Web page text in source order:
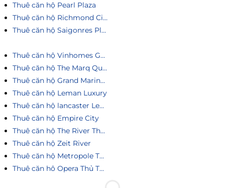
Thuê căn hộ Pearl Plaza
Thuê căn hộ Richmond City
Thuê căn hộ Saigonres Plaza
Thuê căn hộ Vinhomes Golden River
Thuê căn hộ The Marq Quận 1
Thuê căn hộ Grand Marina Saigon
Thuê căn hộ Leman Luxury
Thuê căn hộ lancaster Legacy
Thuê căn hộ Empire City
Thuê căn hộ The River Thủ Thiêm
Thuê căn hộ Zeit River
Thuê căn hộ Metropole Thủ Thiêm
Thuê căn hô Opera Thủ Thiêm